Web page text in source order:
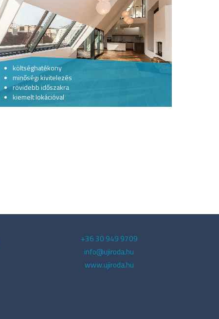
költséghatékony
minőségi kivitelezés
rövidebb időszakra
kiemelt lokációval
+36 30 949 9709
info@ujiroda.hu
www.ujiroda.hu